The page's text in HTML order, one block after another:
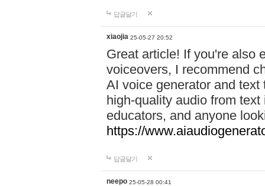
답글달기
xiaojia 25-05-27 20:52
Great article! If you're also
voiceovers, I recommend
AI voice generator and
high-quality audio from
educators, and anyone
https://
답글달기
neepo 25-05-28 00:41